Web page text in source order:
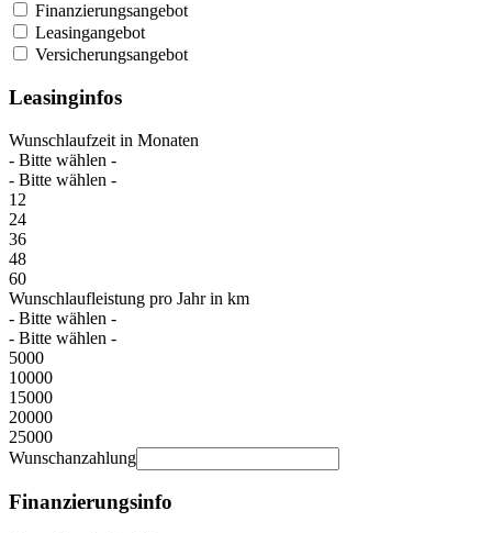
Finanzierungsangebot
Leasingangebot
Versicherungsangebot
Leasinginfos
Wunschlaufzeit in Monaten
- Bitte wählen -
- Bitte wählen -
12
24
36
48
60
Wunschlaufleistung pro Jahr in km
- Bitte wählen -
- Bitte wählen -
5000
10000
15000
20000
25000
Wunschanzahlung
Finanzierungsinfo